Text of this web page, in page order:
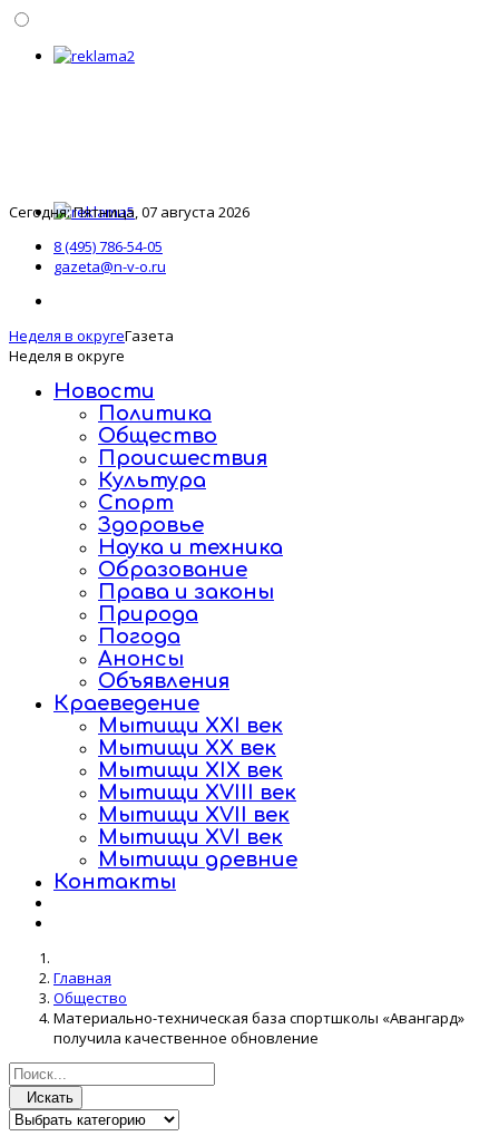
Сегодня: Пятница, 07 августа 2026
8 (495) 786-54-05
gazeta@n-v-o.ru
Неделя в округеГазета
Неделя в округе
Новости
Политика
Общество
Происшествия
Культура
Спорт
Здоровье
Наука и техника
Образование
Права и законы
Природа
Погода
Анонсы
Объявления
Краеведение
Мытищи XXI век
Мытищи XX век
Мытищи XIX век
Мытищи XVIII век
Мытищи XVII век
Мытищи XVI век
Мытищи древние
Контакты
Главная
Общество
Материально-техническая база спортшколы «Авангард»
получила качественное обновление
Искать